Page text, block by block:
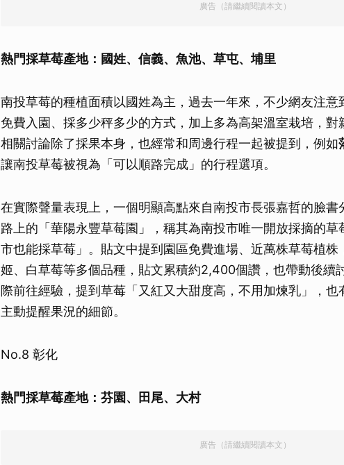
廣告（請繼續閱讀本文）
熱門採草莓產地：國姓、信義、魚池、草屯、埔里
南投草莓的種植面積以國姓為主，過去一年來，不少網友注意
免費入園、採多少秤多少的方式，加上多為高架溫室栽培，對
相關討論除了採果本身，也經常和周邊行程一起被提到，例如
讓南投草莓被視為「可以順路完成」的行程選項。
在實際聲量表現上，一個明顯高點來自南投市長張嘉哲的臉
路上的「華陽永豐草莓園」，稱其為南投市唯一開放採摘的
市也能採草莓」。貼文中提到園區免費進場、近萬株草莓植
姬、白草莓等多個品種，貼文累積約2,400個讚，也帶動後續
際前往經驗，提到草莓「又紅又大甜度高，不用加煉乳」，
主動提醒果況的細節。
No.8 彰化
熱門採草莓產地：芬園、田尾、大村
廣告（請繼續閱讀本文）